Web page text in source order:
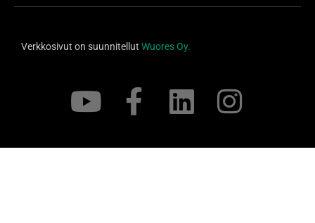
Verkkosivut on suunnitellut Wuores Oy.